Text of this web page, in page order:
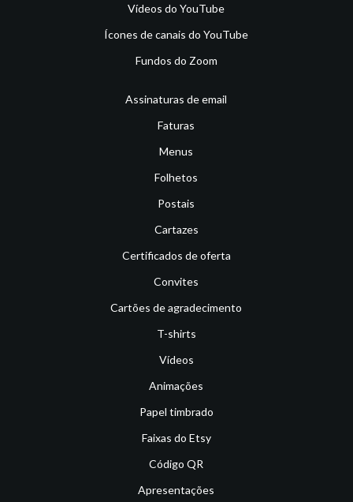
Vídeos do YouTube
Ícones de canais do YouTube
Fundos do Zoom
Assinaturas de email
Faturas
Menus
Folhetos
Postais
Cartazes
Certificados de oferta
Convites
Cartões de agradecimento
T-shirts
Vídeos
Animações
Papel timbrado
Faixas do Etsy
Código QR
Apresentações